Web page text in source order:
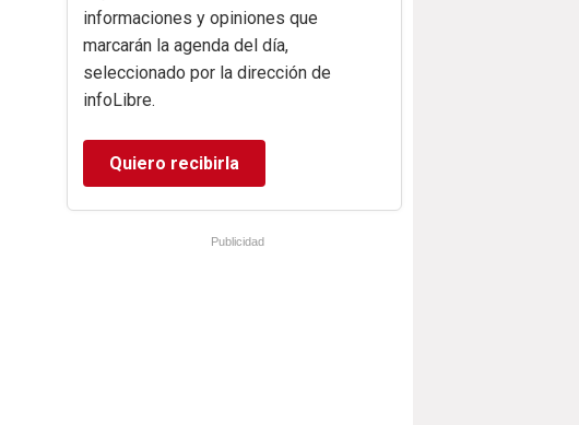
informaciones y opiniones que
marcarán la agenda del día,
seleccionado por la dirección de
infoLibre.
Quiero recibirla
Publicidad